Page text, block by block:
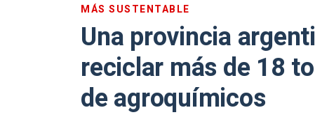
MÁS SUSTENTABLE
Una provincia
reciclar más de 18
de agroquímicos